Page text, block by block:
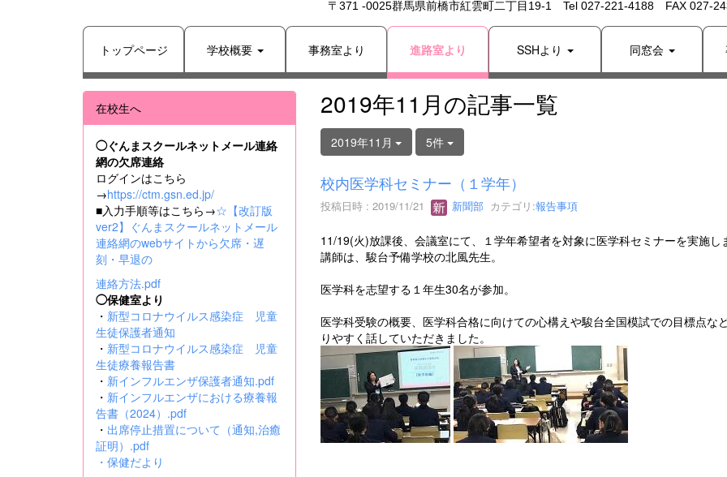
〒371 -0025群馬県前橋市紅雲町二丁目19-1 Tel 027-221-4188 FAX 027-
トップページ 学校概要 事務室より 進路室より SSHより 同窓会
2019年11月の記事一覧
2019年11月 5件
校内医学科セミナー（１学年）
投稿日時 : 2019/11/21 新聞部カテゴリ:報告事項
11/19(火)放課後、会議室にて、１学年希望者を対象に医学科セミナーを実施し
講師は、駿台予備学校の北風先生。
医学科を志望する１年生30名が参加。
医学科受験の概要、医学科合格に向けての心構えや駿台全国模試での目標点な
りやすく話していただきました。
在校生へ
◯ぐんまスクールネットメール連絡
網の欠席連絡
ログインはこちら
→https://ctm.gsn.ed.jp/
■入力手順等はこちら→☆【改訂版
ver2】ぐんまスクールネットメール
連絡網のwebサイトから欠席・遅
刻・早退の
連絡方法.pdf
◯保健室より
・ 新型コロナウイルス感染症 児童
生徒保護者通知
・ 新型コロナウイルス感染症 児童
生徒療養報告書
・ 新インフルエンザ保護者通知.pdf
・ 新インフルエンザにおける療養報
告書（2024）.pdf
・ 出席停止措置について（通知,治癒
証明）.pdf
・ 保健だより